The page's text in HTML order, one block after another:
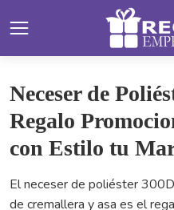
Neceser de
Regalo
con Estilo tu
El neceser de poliéster
de cremallera y asa es el